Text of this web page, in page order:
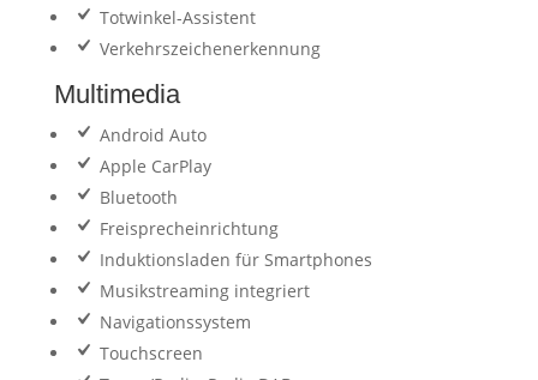
Totwinkel-Assistent
Verkehrszeichenerkennung
Multimedia
Android Auto
Apple CarPlay
Bluetooth
Freisprecheinrichtung
Induktionsladen für Smartphones
Musikstreaming integriert
Navigationssystem
Touchscreen